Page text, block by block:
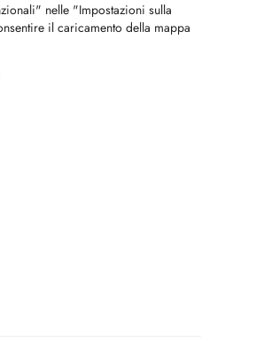
nelle "Impostazioni sulla
il caricamento della mappa